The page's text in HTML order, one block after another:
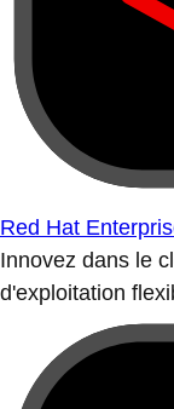
Red Hat
Innovez dans le
d'exploitation